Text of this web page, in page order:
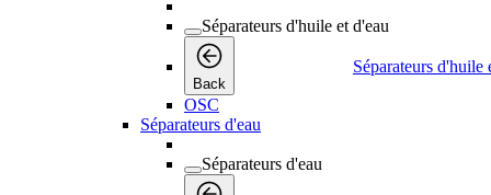
Séparateurs d'huile et d'eau
Back
Séparateurs d'huile
OSC
Séparateurs d'eau
Séparateurs d'eau